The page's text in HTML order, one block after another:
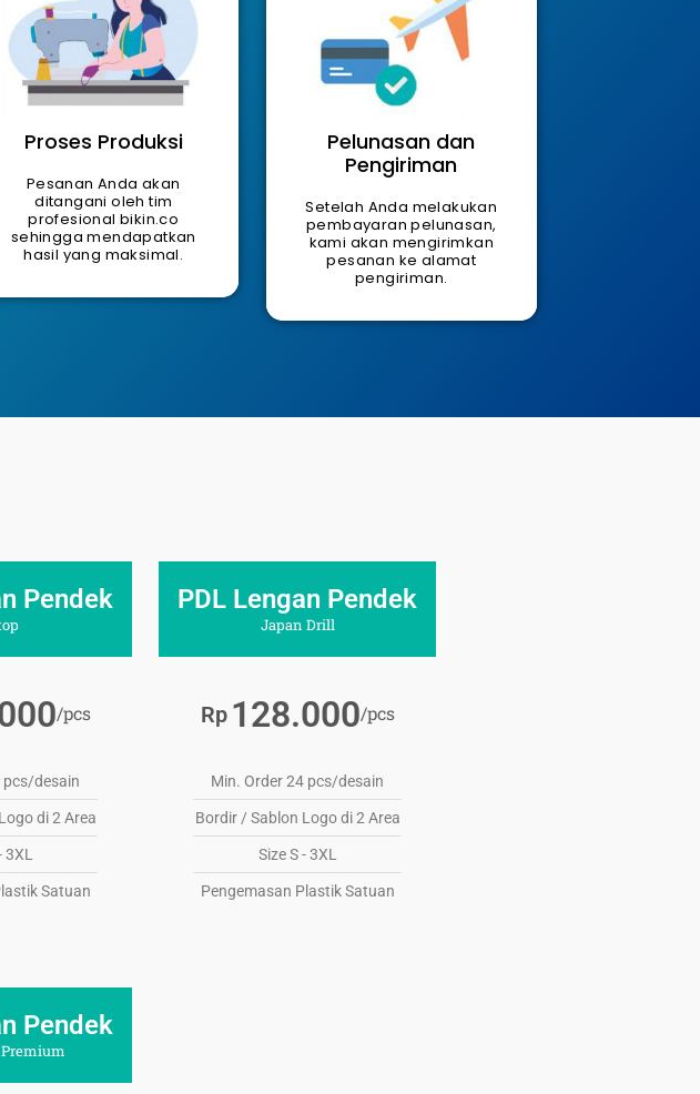
Proses Produksi
Pesanan Anda akan
ditangani oleh tim
profesional bikin.co
sehingga mendapatkan
hasil yang maksimal.
Pelunasan dan
Pengiriman
Setelah Anda melakukan
pembayaran pelunasan,
kami akan mengirimkan
pesanan ke alamat
pengiriman.
Pendek
/pcs
pcs/desain
di 2 Area
3XL
Satuan
PDL Lengan Pendek
Japan Drill
Rp 128.000/pcs
Min. Order 24 pcs/desain
Bordir / Sablon Logo di 2 Area
Size S - 3XL
Pengemasan Plastik Satuan
Pendek